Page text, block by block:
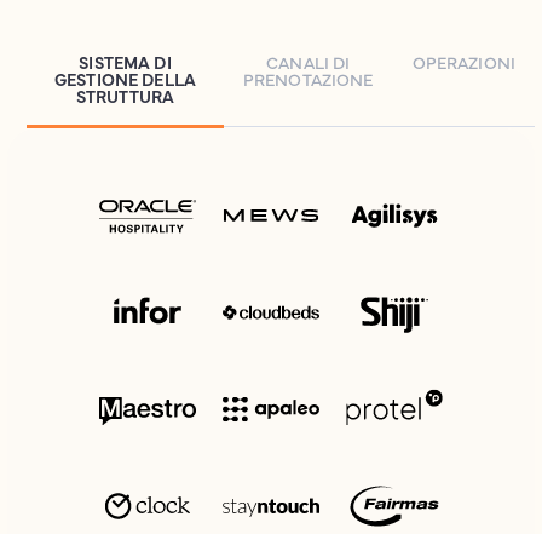
SISTEMA DI
GESTIONE DELLA
STRUTTURA
CANALI DI
PRENOTAZIONE
OPERAZIONI